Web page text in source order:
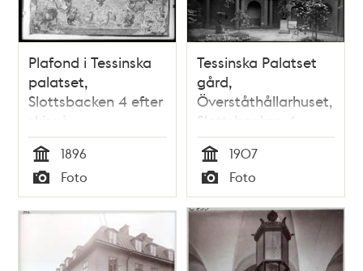
Plafond i Tessinska
palatset,
Slottsbacken 4 efter
skiss i
Nationalmuseum
Tid
1896
Typ
Foto
Tessinska Palatset
gård,
Överståthållarhuset,
Slottsbacken 4
Tid
1907
Typ
Foto